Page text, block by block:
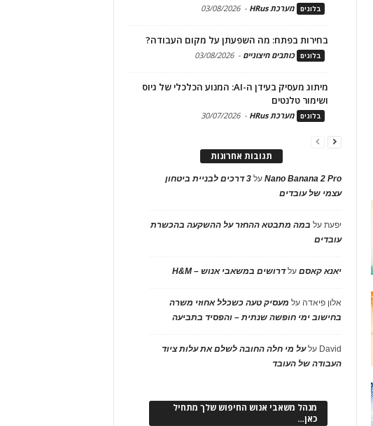
בלוגים מערכת HRus -
03/08/2026
בחירות בפתח: מה השפעתן על מקום העבודה?
בלוגים כותבים חיצוניים -
03/08/2026
מיתוג מעסיק בעידן ה-AI: המנוע הכלכלי של גיוס
ושימור טלנטים
בלוגים מערכת HRus -
30/07/2026
תגובות אחרונות
Nano Banana 2 Proעל
3 דרכים לבניית ביטחון
עצמי של עובדים
יפעתעל במה מתבטא ההחזר על ההשקעה בהכשרת
עובדים
יאנא קאסםעלדרושים במשאבי אנוש – H&M
אלון פיאדה על מעסיק טעה כשכלל אחוזי משרה
בחישוב ימי חופשה שנתית – והפסיד בתביעה
David עלעל מי חלה החובה לשלם את עלות ציוד
העבודה של העובד
מנהל משאבי אנוש החיפוש שלך מתחיל
כאן…